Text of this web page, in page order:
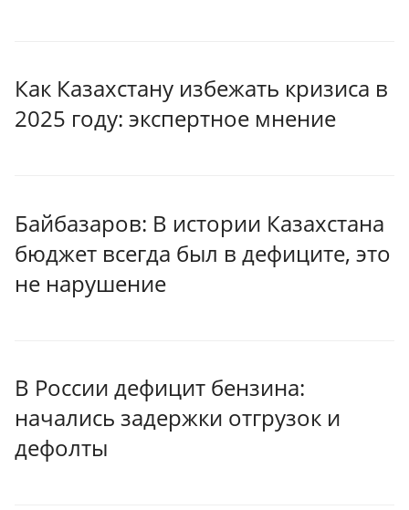
Как Казахстану избежать кризиса в
2025 году: экспертное мнение
Байбазаров: В истории Казахстана
бюджет всегда был в дефиците, это
не нарушение
В России дефицит бензина:
начались задержки отгрузок и
дефолты